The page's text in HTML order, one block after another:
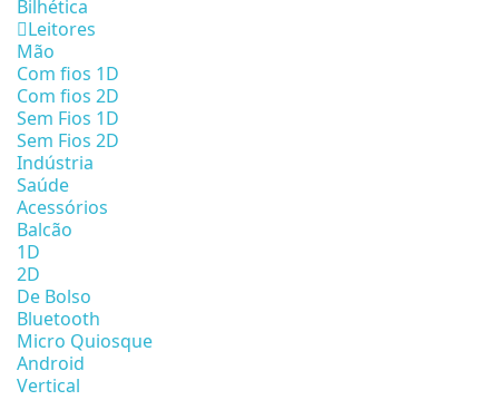
Bilhética
Leitores
Mão
Com fios 1D
Com fios 2D
Sem Fios 1D
Sem Fios 2D
Indústria
Saúde
Acessórios
Balcão
1D
2D
De Bolso
Bluetooth
Micro Quiosque
Android
Vertical